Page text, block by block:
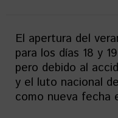
El apertura del
para los días 18 y
pero debido al
y el luto nacional
como nueva fecha